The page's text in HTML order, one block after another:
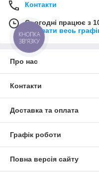
Контакти
Сьогодні працює з
Показати весь
Про нас
Контакти
Доставка та оплата
Графік роботи
Повна версія сайту
КНОПКА
ЗВ'ЯЗКУ